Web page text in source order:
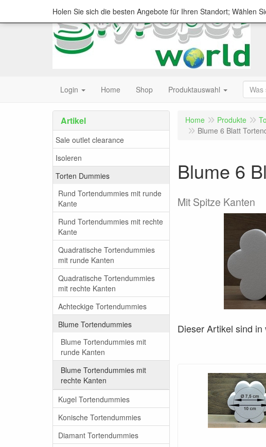
Login Home Shop Produktauswahl
Artikel
Sale outlet clearance
Isoleren
Torten Dummies
Rund Tortendummies mit runde
Kante
Rund Tortendummies mit rechte
Kante
Quadratische Tortendummies
mit runde Kanten
Quadratische Tortendummies
mit rechte Kanten
Achteckige Tortendummies
Blume Tortendummies
Blume Tortendummies mit
runde Kanten
Blume Tortendummies mit
rechte Kanten
Kugel Tortendummies
Konische Tortendummies
Diamant Tortendummies
Home Produkte
Blume 6 Blatt
Blume 6
Mit Spitze Kanten
Dieser Artikel sind
Holen Sie sich die besten Angebote für Ihren Standort; Wählen